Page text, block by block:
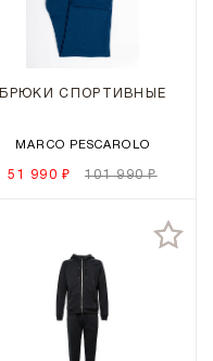
БРЮКИ СПОРТИВНЫЕ
MARCO PESCAROLO
51 990 ₽ 101 990 ₽